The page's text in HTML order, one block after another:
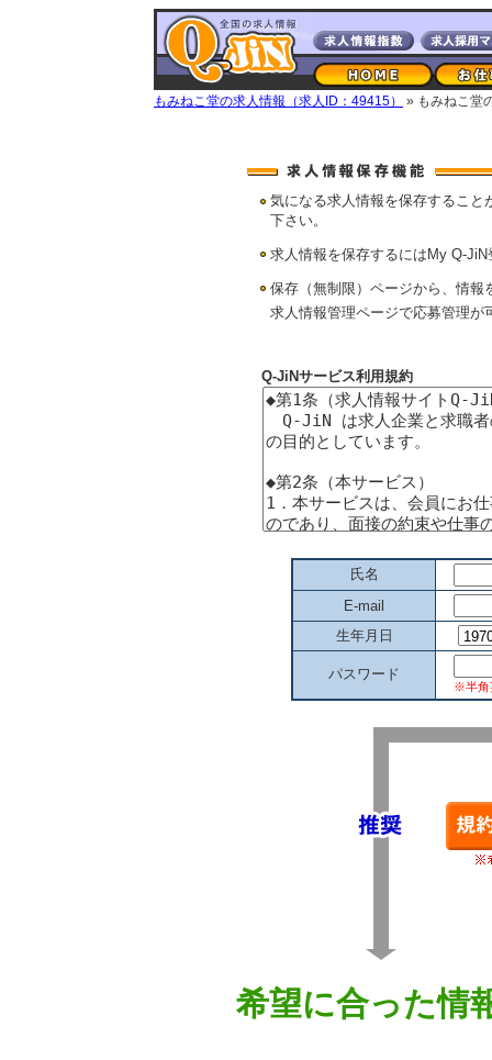
もみねこ堂の求人情報（求人ID：49415） » もみねこ堂
気になる求人情報を保存すること
下さい。
求人情報を保存するにはMy Q-
保存（無制限）ページから、情報
求人情報管理ページで応募管理が
Q-JiNサービス利用規約
氏名
E-mail
生年月日
パスワード
※半角
希望に合った情